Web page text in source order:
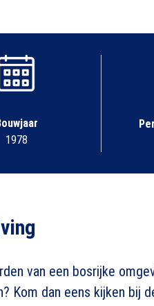
1978
van een bosrijke
Kom dan eens kijken bij